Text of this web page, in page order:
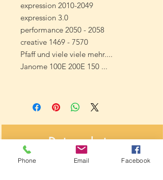
expression 2010-2049
expression 3.0
performance 2050 - 2058
creative 1469 - 7570
Pfaff und viele viele mehr....
Janome 100E 200E 150 ...
Datenschutz
&
Phone Email Facebook